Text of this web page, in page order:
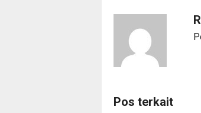
Pos terkait